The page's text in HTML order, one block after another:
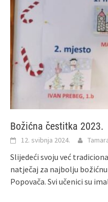
Božićna čestitka 2023.
12. svibnja 2024.
Slijedeći svoju već
natječaj za najbolju
Popovača. Svi učenici su